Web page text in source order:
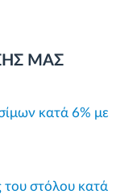
ΜΑΣ
κατά 6% με
του στόλου κατά